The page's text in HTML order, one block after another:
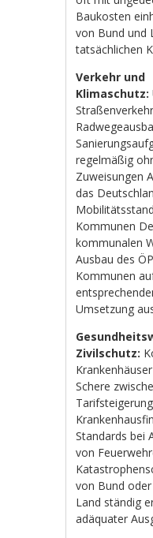
Baukosten
von Bund und
tatsächlichen
Verkehr und
Klimaschutz:
regelmäßig
Zuweisungen
das
Kommunen
kommunalen
Ausbau des
Kommunen
Umsetzung
Zivilschutz:
Schere
Standards bei
von
von Bund oder
Land ständig
adäquater